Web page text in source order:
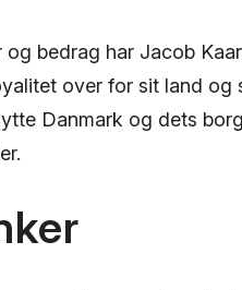
bedrag har Jacob
over for sit land og
Danmark og dets